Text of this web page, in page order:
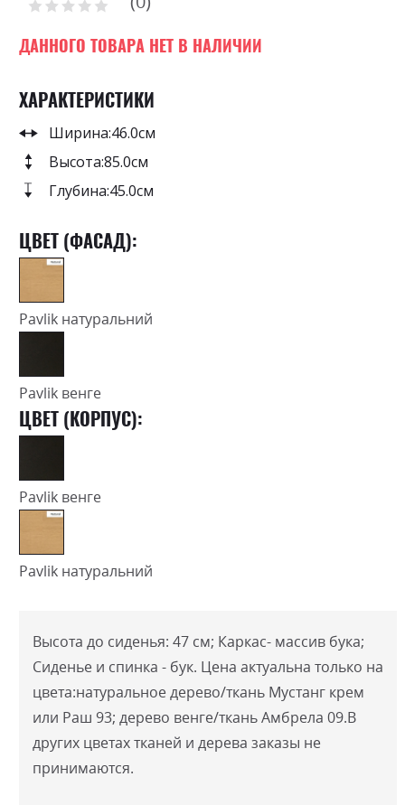
of
the
gallery
Рейтинг:
ДАННОГО ТОВАРА НЕТ В НАЛИЧИИ
ХАРАКТЕРИСТИКИ
Ширина:46.0см
Высота:85.0см
Глубина:45.0см
ЦВЕТ (ФАСАД):
Pavlik натуральний
Pavlik венге
ЦВЕТ (КОРПУС):
Pavlik венге
Pavlik натуральний
Высота до сиденья: 47 см; Каркас- массив бука;
Сиденье и спинка - бук. Цена актуальна только на
цвета:натуральное дерево/ткань Мустанг крем
или Раш 93; дерево венге/ткань Амбрела 09.В
других цветах тканей и дерева заказы не
принимаются.